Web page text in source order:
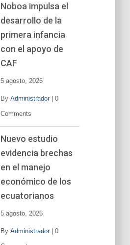
Noboa impulsa el
desarrollo de la
primera infancia
con el apoyo de
CAF
5 agosto, 2026
By Administrador| 0
Comments
Nuevo estudio
evidencia brechas
en el manejo
económico de los
ecuatorianos
5 agosto, 2026
By Administrador| 0